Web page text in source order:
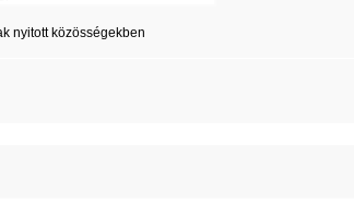
nyitott közösségekben